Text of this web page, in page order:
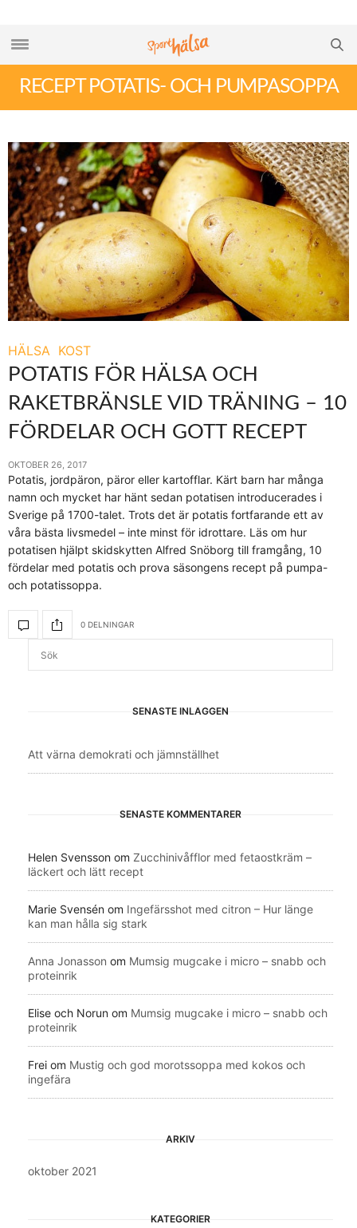
RECEPT POTATIS- OCH PUMPASOPPA
HÄLSA KOST
POTATIS FÖR HÄLSA OCH
RAKETBRÄNSLE VID TRÄNING – 10
FÖRDELAR OCH GOTT RECEPT
OKTOBER 26, 2017
Potatis, jordpäron, päror eller kartofflar. Kärt barn har många
namn och mycket har hänt sedan potatisen introducerades i
Sverige på 1700-talet. Trots det är potatis fortfarande ett av
våra bästa livsmedel – inte minst för idrottare. Läs om hur
potatisen hjälpt skidskytten Alfred Snöborg till framgång, 10
fördelar med potatis och prova säsongens recept på pumpa-
och potatissoppa.
0 DELNINGAR
SENASTE INLÄGGEN
Att värna demokrati och jämnställhet
SENASTE KOMMENTARER
Helen Svensson om Zucchinivåfflor med fetaostkräm –
läckert och lätt recept
Marie Svensén om Ingefärsshot med citron – Hur länge
kan man hålla sig stark
Anna Jonasson om Mumsig mugcake i micro – snabb och
proteinrik
Elise och Norun om Mumsig mugcake i micro – snabb och
proteinrik
Frei om Mustig och god morotssoppa med kokos och
ingefära
ARKIV
oktober 2021
KATEGORIER